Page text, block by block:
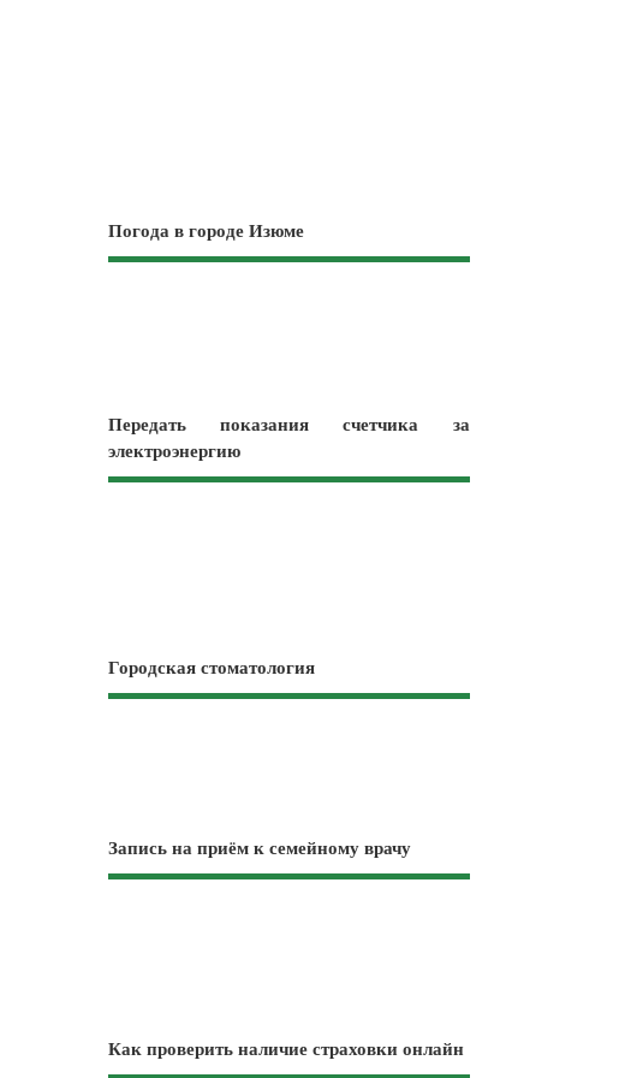
Погода в городе Изюме
Передать показания счетчика за
электроэнергию
Городская стоматология
Запись на приём к семейному врачу
Как проверить наличие страховки онлайн